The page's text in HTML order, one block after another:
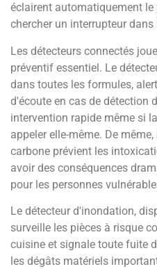
éclairent automatiquement
chercher un interrupteur dans
Les détecteurs connectés
préventif essentiel. Le
dans toutes les formules,
d'écoute en cas de détection
intervention rapide même si
appeler elle-même. De
carbone prévient les
avoir des conséquences
pour les personnes
Le détecteur d'inondation,
surveille les pièces à risque
cuisine et signale toute fuite
les dégâts matériels